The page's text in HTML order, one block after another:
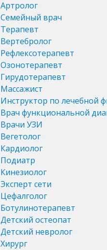
Артролог
Семейный врач
Терапевт
Вертебролог
Рефлексотерапевт
Озонотерапевт
Гирудотерапевт
Массажист
Инструктор по лечебной
Врач функциональной
Врачи УЗИ
Вегетолог
Кардиолог
Подиатр
Кинезиолог
Эксперт сети
Цефалголог
Ботулинотерапевт
Детский остеопат
Детский невролог
Хирург